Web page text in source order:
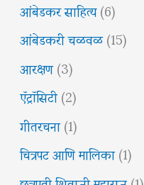
आंबेडकर साहित्य(6)
आंबेडकरी चळवळ(15)
आरक्षण(3)
ऍट्रॉसिटी(2)
गीतरचना(1)
चित्रपट आणि मालिका(1)